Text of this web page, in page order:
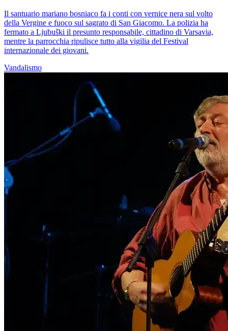
Il santuario mariano bosniaco fa i conti con vernice nera sul volto
della Vergine e fuoco sul sagrato di San Giacomo. La polizia ha
fermato a Ljubuški il presunto responsabile, cittadino di Varsavia,
mentre la parrocchia ripulisce tutto alla vigilia del Festival
internazionale dei giovani.
Vandalismo